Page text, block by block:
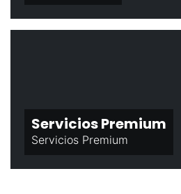
Servicios Premium
Servicios Premium